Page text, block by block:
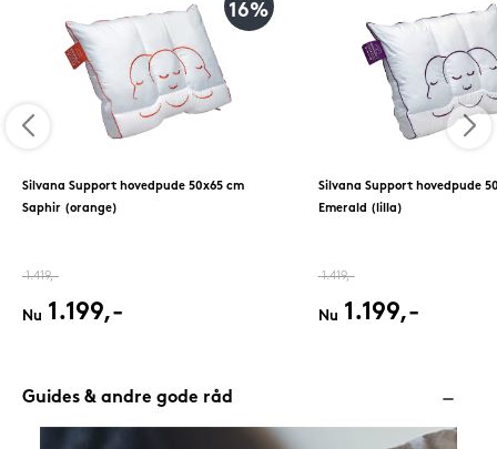
16%
Silvana Support hovedpude 50x65 cm
Saphir (orange)
1.419,-
Nu 1.199,-
Silvana Support hovedpude
Emerald (lilla)
1.419,-
Nu 1.199,-
Guides & andre gode råd